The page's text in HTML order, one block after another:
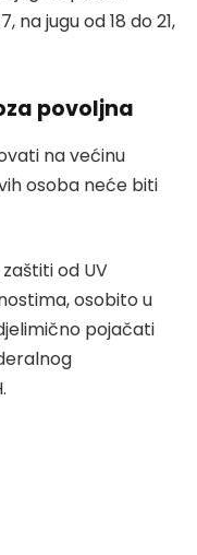
na jugu od 18 do 21,
povoljna
na većinu
osoba neće biti
od UV
osobito u
pojačati